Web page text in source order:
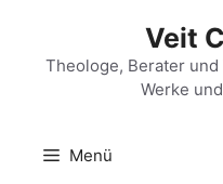
springen
Veit
Theologe, Berater
Werke
Menü